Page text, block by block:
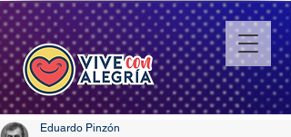
Eduardo Pinzón